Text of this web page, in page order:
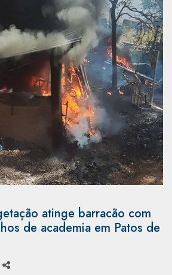
atinge barracão com
de academia em Patos de